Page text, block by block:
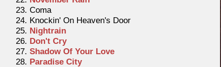
Coma
Knockin' On Heaven's Door
Nightrain
Don't Cry
Shadow Of Your Love
Paradise City